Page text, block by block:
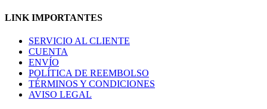
LINK IMPORTANTES
SERVICIO AL CLIENTE
CUENTA
ENVÍO
POLÍTICA DE REEMBOLSO
TÉRMINOS Y CONDICIONES
AVISO LEGAL